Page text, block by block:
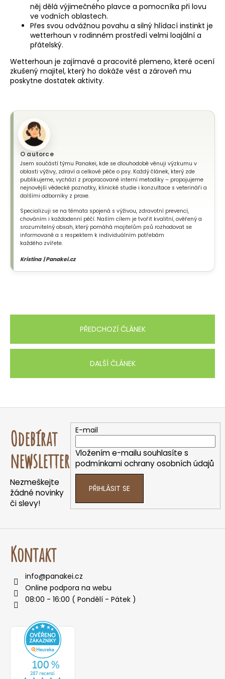
něj dělá výjimečného plavce a pomocníka při lovu
ve vodních oblastech.
Přes svou odvážnou povahu a silný hlídací instinkt je
wetterhoun v rodinném prostředí velmi loajální a
přátelský.
Wetterhoun je zajímavé a pracovité plemeno, které ocení
zkušený majitel, který ho dokáže vést a zároveň mu
poskytne dostatek aktivity.
O autorce
Jsem součástí týmu Panakei, kde se dlouhodobě věnuji výzkumu v
oblasti výživy, zdraví a celkové péče o psy. Každý článek, který zde
publikujeme, vychází z propracované interní metodiky – propojujeme
nejnovější vědecké poznatky, klinické studie i konzultace s veterináři a
dalšími odborníky z praxe.
Specializuji se na témata spojená s výživou, zdravotní prevencí,
chováním i každodenní péčí. Naším cílem je tvořit kvalitní, ověřený a
srozumitelný obsah, který pomáhá majitelům psů rozhodovat se
informovaně a s respektem k individuálním potřebám
každého zvířete.
Kristína | Panakei.cz
PŘEDCHOZÍ ČLÁNEK
DALŠÍ ČLÁNEK
Odebírat
newsletter
Nezmeškejte
žádné novinky
či slevy!
E-mail
Vložením e-mailu souhlasíte s
podmínkami ochrany osobních údajů
PŘIHLÁSIT SE
Kontakt
info@panakei.cz
Online podpora na webu
08:00 - 16:00 ( Pondělí - Pátek )